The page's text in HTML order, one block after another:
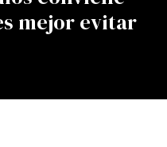
mejor evitar